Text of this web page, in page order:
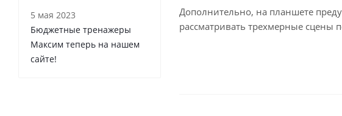
Дополнительно, на планшете
рассматривать трехмерные сцены
5 мая 2023
Бюджетные тренажеры
Максим теперь на нашем
сайте!